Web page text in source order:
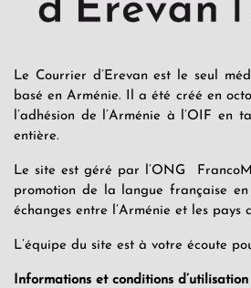
Le Courrier d’Erevan est le seul
basé en Arménie. Il a été créé en
l’adhésion de l’Arménie à l’OIF en
entière.
Le site est géré par l’ONG
promotion de la langue française
échanges entre l’Arménie et les pays
L’équipe du site est à votre écoute
Informations et conditions d’utilisation